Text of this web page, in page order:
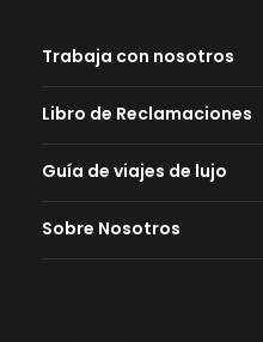
Trabaja con nosotros
Libro de Reclamaciones
Guía de viajes de lujo
Sobre Nosotros